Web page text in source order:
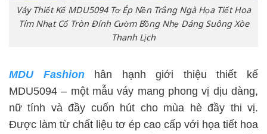
Váy Thiết Kế MDU5094 Tơ Ép Nền Trắng Ngà Họa Tiết Hoa
Tím Nhạt Cổ Tròn Đính Cườm Bồng Nhẹ Dáng Suông Xòe
Thanh Lịch
MDU Fashionhân hạnh giới thiệu thiết kế
MDU5094 – một mẫu váy mang phong vị dịu dàng,
nữ tính và đầy cuốn hút cho mùa hè đầy thi vị.
Được làm từ chất liệu tơ ép cao cấp với họa tiết hoa